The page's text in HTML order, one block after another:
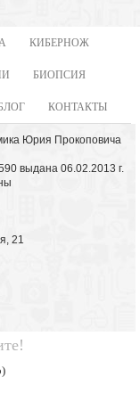
КИБЕРНОЖ
БИОПСИЯ
КОНТАКТЫ
Юрия Прокоповича
выдана 06.02.2013 г.
21